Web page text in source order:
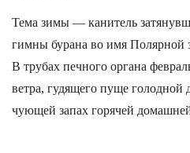
Тема зимы — канитель
гимны бурана во имя Полярной
В трубах печного органа
ветра, гудящего пуще голодной
чующей запах горячей